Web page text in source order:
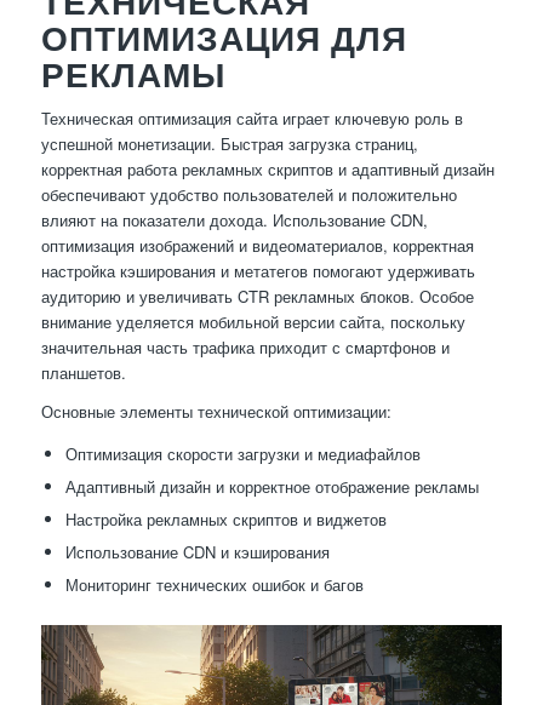
ОПТИМИЗАЦИЯ ДЛЯ
РЕКЛАМЫ
Техническая оптимизация сайта играет ключевую роль в
успешной монетизации. Быстрая загрузка страниц,
корректная работа рекламных скриптов и адаптивный дизайн
обеспечивают удобство пользователей и положительно
влияют на показатели дохода. Использование CDN,
оптимизация изображений и видеоматериалов, корректная
настройка кэширования и метатегов помогают удерживать
аудиторию и увеличивать CTR рекламных блоков. Особое
внимание уделяется мобильной версии сайта, поскольку
значительная часть трафика приходит с смартфонов и
планшетов.
Основные элементы технической оптимизации:
Оптимизация скорости загрузки и медиафайлов
Адаптивный дизайн и корректное отображение рекламы
Настройка рекламных скриптов и виджетов
Использование CDN и кэширования
Мониторинг технических ошибок и багов